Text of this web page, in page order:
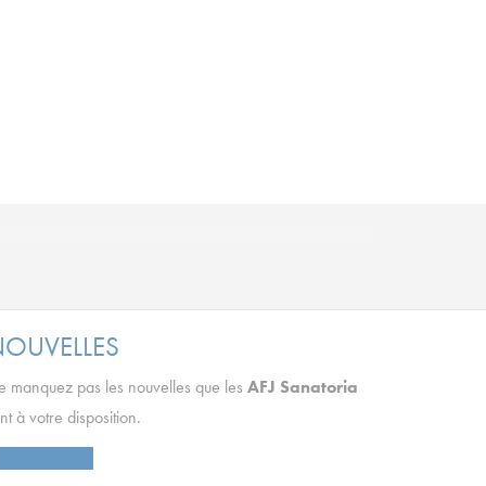
manquez pas les nouvelles que les AFJ Sanatoria
à votre disposition.